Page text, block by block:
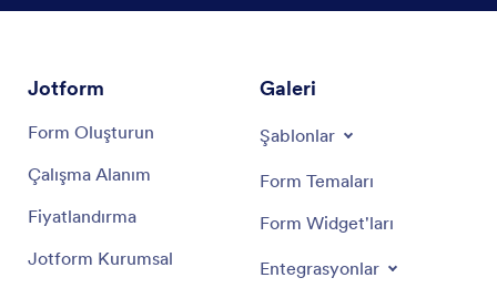
Jotform
Form Oluşturun
Çalışma Alanım
Fiyatlandırma
Jotform Kurumsal
Galeri
Şablonlar
Form Temaları
Form Widget'ları
Entegrasyonlar